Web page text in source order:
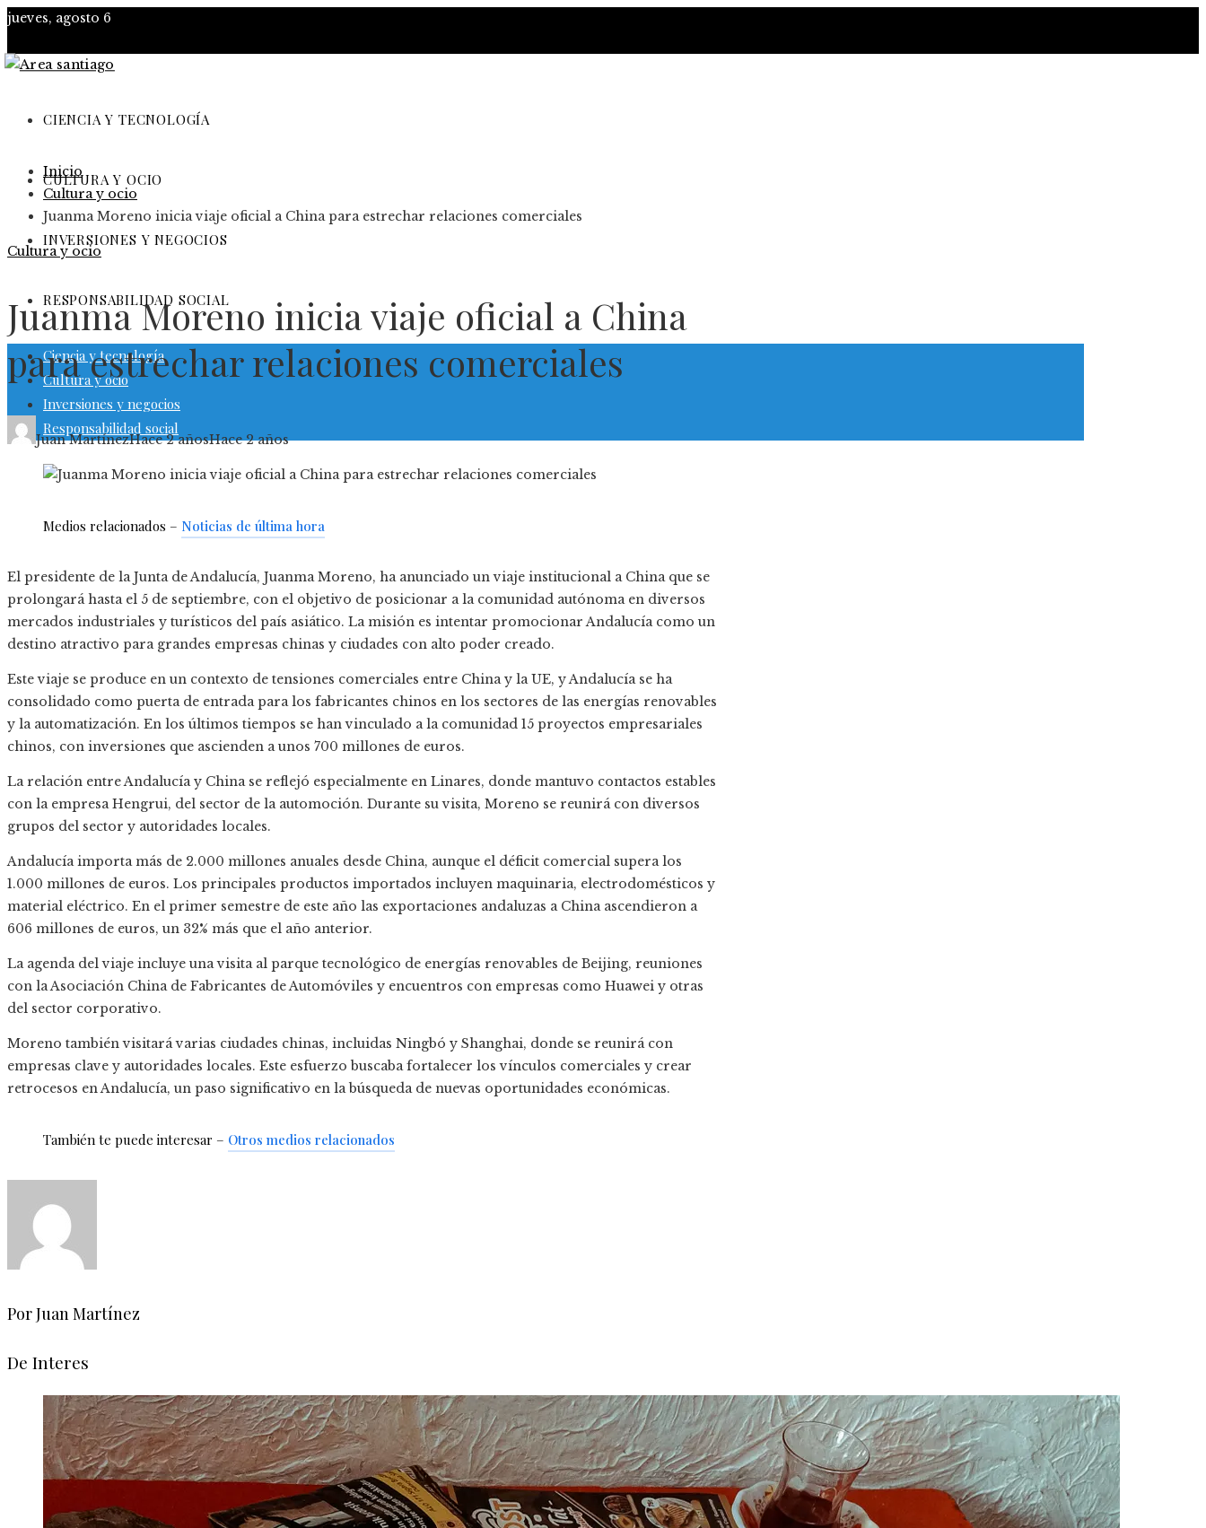
jueves, agosto 6
CIENCIA Y TECNOLOGÍA
CULTURA Y OCIO
INVERSIONES Y NEGOCIOS
RESPONSABILIDAD SOCIAL
Ciencia y tecnología
Cultura y ocio
Inversiones y negocios
Responsabilidad social
Inicio
Cultura y ocio
Juanma Moreno inicia viaje oficial a China para estrechar relaciones comerciales
Cultura y ocio
Juanma Moreno inicia viaje oficial a China
para estrechar relaciones comerciales
Juan MartínezHace 2 añosHace 2 años
Medios relacionados – Noticias de última hora
El presidente de la Junta de Andalucía, Juanma Moreno, ha anunciado un viaje institucional a China que se
prolongará hasta el 5 de septiembre, con el objetivo de posicionar a la comunidad autónoma en diversos
mercados industriales y turísticos del país asiático. La misión es intentar promocionar Andalucía como un
destino atractivo para grandes empresas chinas y ciudades con alto poder creado.
Este viaje se produce en un contexto de tensiones comerciales entre China y la UE, y Andalucía se ha
consolidado como puerta de entrada para los fabricantes chinos en los sectores de las energías renovables
y la automatización. En los últimos tiempos se han vinculado a la comunidad 15 proyectos empresariales
chinos, con inversiones que ascienden a unos 700 millones de euros.
La relación entre Andalucía y China se reflejó especialmente en Linares, donde mantuvo contactos estables
con la empresa Hengrui, del sector de la automoción. Durante su visita, Moreno se reunirá con diversos
grupos del sector y autoridades locales.
Andalucía importa más de 2.000 millones anuales desde China, aunque el déficit comercial supera los
1.000 millones de euros. Los principales productos importados incluyen maquinaria, electrodomésticos y
material eléctrico. En el primer semestre de este año las exportaciones andaluzas a China ascendieron a
606 millones de euros, un 32% más que el año anterior.
La agenda del viaje incluye una visita al parque tecnológico de energías renovables de Beijing, reuniones
con la Asociación China de Fabricantes de Automóviles y encuentros con empresas como Huawei y otras
del sector corporativo.
Moreno también visitará varias ciudades chinas, incluidas Ningbó y Shanghai, donde se reunirá con
empresas clave y autoridades locales. Este esfuerzo buscaba fortalecer los vínculos comerciales y crear
retrocesos en Andalucía, un paso significativo en la búsqueda de nuevas oportunidades económicas.
También te puede interesar – Otros medios relacionados
Por Juan Martínez
De Interes